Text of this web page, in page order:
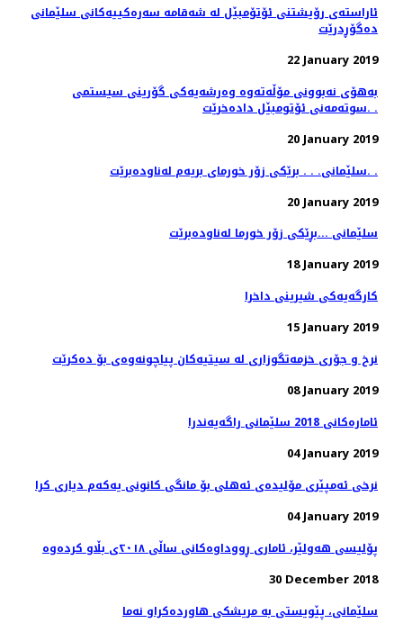
ئاراسته‌ی رۆیشتنی ئۆتۆمبێل له‌ شه‌قامه‌ سه‌ره‌كییه‌كانی سلێمانی
ده‌گۆڕدرێت
22 January 2019
به‌هۆی نه‌بوونی مۆڵه‌ته‌وه‌ وه‌رشه‌یه‌كی گۆرینی سیستمی
سوته‌مه‌نی ئۆتومبێل داده‌خرێت. .
20 January 2019
سلێمانی. . . برێكی زۆر خورمای بریه‌م له‌ناوده‌برێت. .
20 January 2019
سلێمانی ...بڕێكی زۆر خورما له‌ناوده‌برێت
18 January 2019
كارگه‌یه‌كی شیرینی داخرا
15 January 2019
08 January 2019
ئاماره‌كانی 2018 سلێمانی راگه‌یه‌ندرا
04 January 2019
نرخی ئەمپێری مۆلیدەی ئەهلی بۆ مانگی كانونی یەكەم دیاری كرا
04 January 2019
پۆلیسی هەولێر، ئاماری ڕووداوەكانی ساڵی ٢٠١٨ی بڵاو كردەوە
30 December 2018